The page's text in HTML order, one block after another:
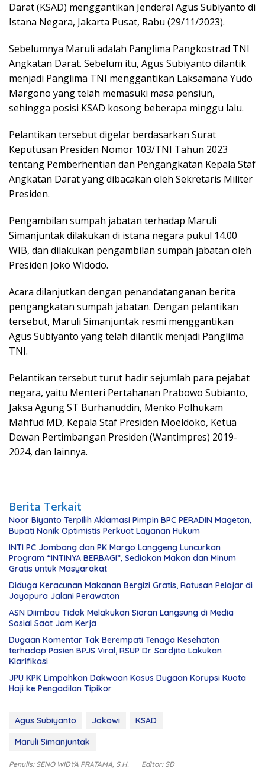
Darat (KSAD) menggantikan Jenderal Agus Subiyanto di
Istana Negara, Jakarta Pusat, Rabu (29/11/2023).
Sebelumnya Maruli adalah Panglima Pangkostrad TNI
Angkatan Darat. Sebelum itu, Agus Subiyanto dilantik
menjadi Panglima TNI menggantikan Laksamana Yudo
Margono yang telah memasuki masa pensiun,
sehingga posisi KSAD kosong beberapa minggu lalu.
Pelantikan tersebut digelar berdasarkan Surat
Keputusan Presiden Nomor 103/TNI Tahun 2023
tentang Pemberhentian dan Pengangkatan Kepala Staf
Angkatan Darat yang dibacakan oleh Sekretaris Militer
Presiden.
Pengambilan sumpah jabatan terhadap Maruli
Simanjuntak dilakukan di istana negara pukul 14.00
WIB, dan dilakukan pengambilan sumpah jabatan oleh
Presiden Joko Widodo.
Acara dilanjutkan dengan penandatanganan berita
pengangkatan sumpah jabatan. Dengan pelantikan
tersebut, Maruli Simanjuntak resmi menggantikan
Agus Subiyanto yang telah dilantik menjadi Panglima
TNI.
Pelantikan tersebut turut hadir sejumlah para pejabat
negara, yaitu Menteri Pertahanan Prabowo Subianto,
Jaksa Agung ST Burhanuddin, Menko Polhukam
Mahfud MD, Kepala Staf Presiden Moeldoko, Ketua
Dewan Pertimbangan Presiden (Wantimpres) 2019-
2024, dan lainnya.
Berita Terkait
Noor Biyanto Terpilih Aklamasi Pimpin BPC PERADIN Magetan,
Bupati Nanik Optimistis Perkuat Layanan Hukum
INTI PC Jombang dan PK Margo Langgeng Luncurkan
Program “INTINYA BERBAGI”, Sediakan Makan dan Minum
Gratis untuk Masyarakat
Diduga Keracunan Makanan Bergizi Gratis, Ratusan Pelajar di
Jayapura Jalani Perawatan
ASN Diimbau Tidak Melakukan Siaran Langsung di Media
Sosial Saat Jam Kerja
Dugaan Komentar Tak Berempati Tenaga Kesehatan
terhadap Pasien BPJS Viral, RSUP Dr. Sardjito Lakukan
Klarifikasi
JPU KPK Limpahkan Dakwaan Kasus Dugaan Korupsi Kuota
Haji ke Pengadilan Tipikor
Agus Subiyanto Jokowi
KSAD
Maruli Simanjuntak
Penulis: SENO WIDYA PRATAMA, S.H. Editor: SD